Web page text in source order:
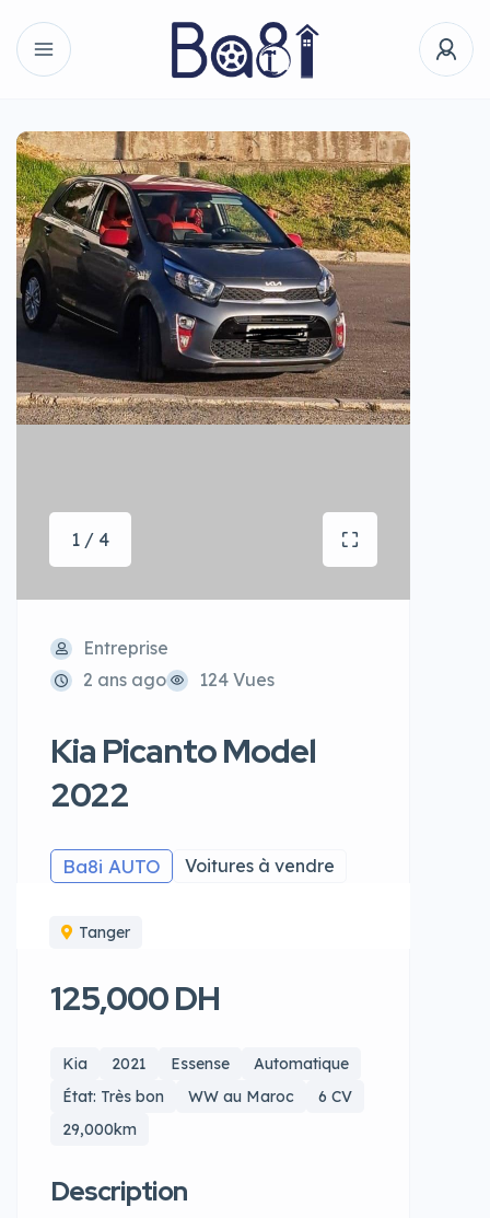
1 / 4
Entreprise
2 ans ago
124 Vues
Kia Picanto Model
2022
Ba8i AUTO Voitures à vendre
Tanger
125,000 DH
Kia 2021 Essense
Automatique
État: Très bon
WW au Maroc
6 CV
29,000km
Description